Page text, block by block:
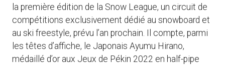
la première édition de la Snow League, un circuit de
compétitions exclusivement dédié au snowboard et
au ski freestyle, prévu l’an prochain. Il compte, parmi
les têtes d’affiche, le Japonais Ayumu Hirano,
médaillé d’or aux Jeux de Pékin 2022 en half-pipe